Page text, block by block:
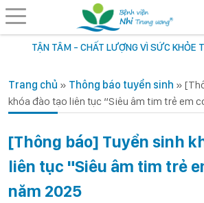
TẬN TÂM - CHẤT LƯỢNG VÌ SỨC KHỎE
Trang chủ » Thông báo tuyển sinh »
khóa đào tạo liên tục “Siêu âm tim trẻ em
[Thông báo] Tuyển sinh
liên tục "Siêu âm tim trẻ
năm 2025